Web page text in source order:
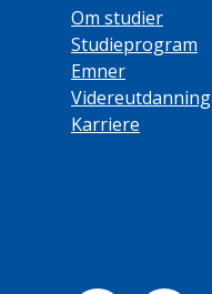
Om studier
Studieprogram
Emner
Videreutdanning
Karriere